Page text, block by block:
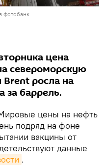
фотобанк
цена
североморскую
росла на
за баррель.
цены на нефть
подряд на фоне
вакцины от
данные
.